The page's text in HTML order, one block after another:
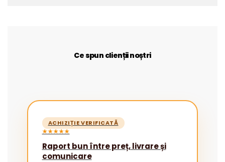
Ce spun clienții noștri
ACHIZIȚIE VERIFICATĂ
★★★★★
Raport bun între preț, livrare și
comunicare